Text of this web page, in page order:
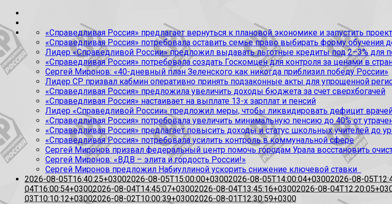
«Справедливая Россия» предлагает вернуться к плановой экономике и запустить
«Справедливая Россия» потребовала оставить семье право выбирать форму обучения
Лидер «Справедливой России» предложил выдавать льготные кредиты под 2–3% для
«Справедливая Россия» потребовала создать Госкомцен для контроля за ценами в
Сергей Миронов: «40-дневный план Зеленского как никогда приблизил победу России»
Лидер СР призвал кабмин оперативно принять подзаконные акты для упрощенной
«Справедливая Россия» предложила увеличить доходы бюджета за счет сверхбогачей
«Справедливая Россия» настаивает на выплате 13-х зарплат и пенсий
Лидер «Справедливой России» предложил меры, чтобы ликвидировать дефицит
«Справедливая Россия» потребовала увеличить минимальную пенсию до 40% от
«Справедливая Россия» предлагает повысить доходы и статус школьных учителей до
«Справедливая Россия» потребовала усилить контроль в коммунальной сфере
Сергей Миронов призвал федеральный центр помочь городам Урала восстановить
Сергей Миронов: «ВДВ – элита и гордость России!»
Сергей Миронов предложил Набиуллиной ускорить снижение ключевой ставки
2026-08-05T16:40:25+03002026-08-05T15:00:00+03002026-08-05T14:00:04+03002026-08-
04T16:00:54+03002026-08-04T14:45:07+03002026-08-04T13:45:16+03002026-08-
03T10:10:12+03002026-08-02T10:00:39+03002026-08-01T12:30:59+0300